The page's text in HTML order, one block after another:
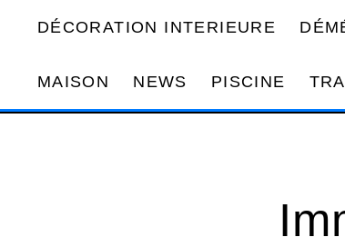
DÉCORATION INTERIEURE
MAISON NEWS PISCINE